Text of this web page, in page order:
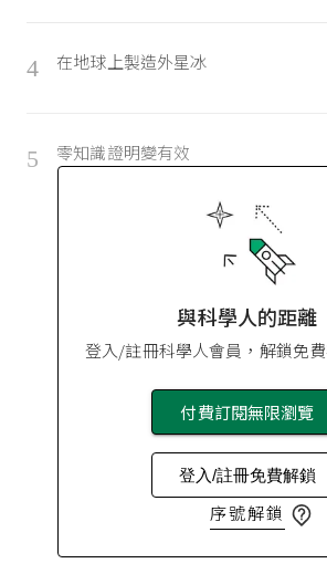
4 在地球上製造外星冰
5 零知識證明變有效
與科學人的距離
登入/註冊科學人會員，解鎖免
付費訂閱無限瀏覽
登入/註冊免費解鎖
序號解鎖